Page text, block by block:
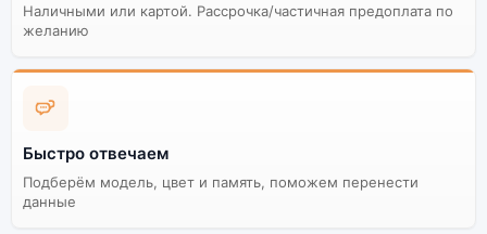
Наличными или картой. Рассрочка/частичная предоплата по
желанию
Быстро отвечаем
Подберём модель, цвет и память, поможем перенести
данные